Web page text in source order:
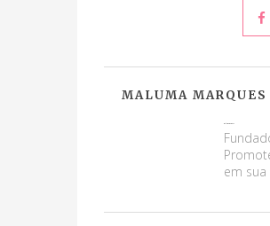
MALUMA MARQUES
em sua